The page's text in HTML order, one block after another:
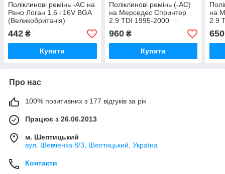
Поліклинові ремінь -AC на
Рено Логан 1.6 i 16V BGA
(Великобританія)
BGA6PK1200
442 ₴
Купити
Поліклинові ремінь (-AC)
на Мерседес Спринтер
2.9 TDI 1995-2000
CONTITECH (Німеччина)
6PK2080
960₴
Купити
на
2.9
650
Про нас
100% позитивних з 177 відгуків за рік
Працює з 26.06.2013
м. Шептицький
вул. Шевченка 8/3, Шептицький, Україна
Контакти